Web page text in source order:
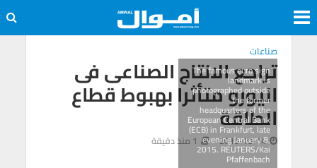
صناعات
تراجع الانتاج الصناعى فى
اليورو متأثرا بهبوط قطاع
الطاقة
2015-10-14 1 منذ دقيقة
The famous euro sign
landmark is
photographed outside
the former
headquarters of the
European Central Bank
(ECB) in Frankfurt, late
evening January 8,
2015. REUTERS/Kai
Pfaffenbach